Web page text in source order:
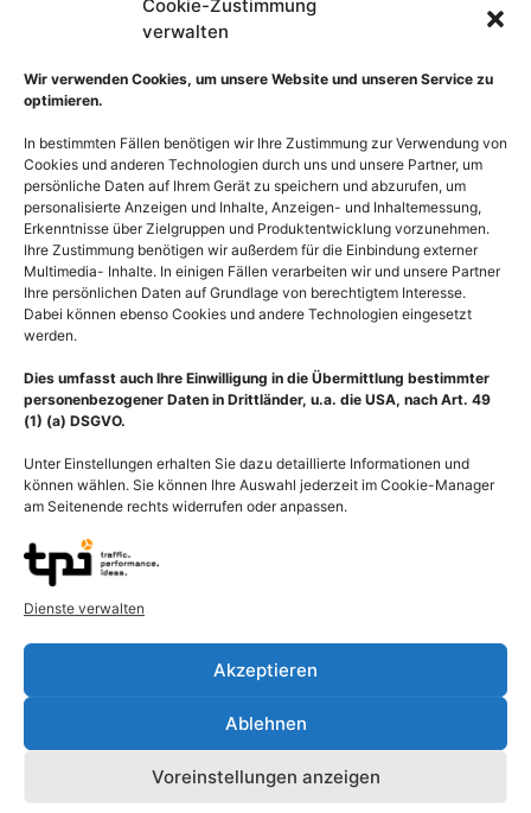
Cookie-Zustimmung
verwalten
Wir verwenden Cookies, um unsere Website und unseren Service zu
optimieren.
In bestimmten Fällen benötigen wir Ihre Zustimmung zur Verwendung von
Cookies und anderen Technologien durch uns und unsere Partner, um
persönliche Daten auf Ihrem Gerät zu speichern und abzurufen, um
personalisierte Anzeigen und Inhalte, Anzeigen- und Inhaltemessung,
Erkenntnisse über Zielgruppen und Produktentwicklung vorzunehmen.
Ihre Zustimmung benötigen wir außerdem für die Einbindung externer
Multimedia- Inhalte. In einigen Fällen verarbeiten wir und unsere Partner
Ihre persönlichen Daten auf Grundlage von berechtigtem Interesse.
Dabei können ebenso Cookies und andere Technologien eingesetzt
werden.
Dies umfasst auch Ihre Einwilligung in die Übermittlung bestimmter
personenbezogener Daten in Drittländer, u.a. die USA, nach Art. 49
(1) (a) DSGVO.
Unter Einstellungen erhalten Sie dazu detaillierte Informationen und
können wählen. Sie können Ihre Auswahl jederzeit im Cookie-Manager
am Seitenende rechts widerrufen oder anpassen.
Dienste verwalten
Akzeptieren
Ablehnen
Voreinstellungen anzeigen
Frau mit Harnröhre und
Schließmuskel
Bildnummer: 4520
Ausführung wählen
und Skelettmuskulatur
Bildnummer: 4511
Physiologie Muskeln,
Funktion der Sarkome,
Sarkomer gedehnt und
55,00
Ausführung wählen
Schultermuskulatur und
Achselhöhle
Bildnummer: 4457
Ausführung wählen